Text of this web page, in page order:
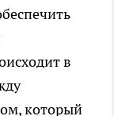
в
который